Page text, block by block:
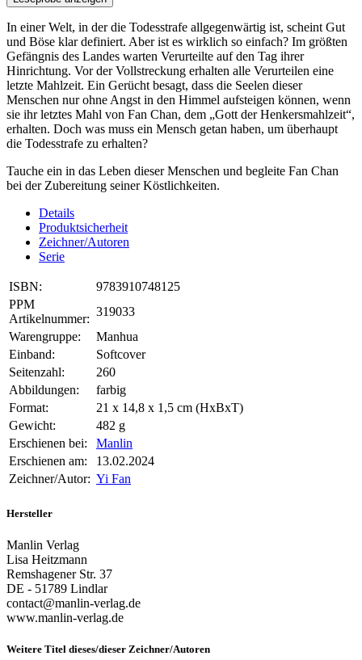
In einer Welt, in der die Todesstrafe allgegenwärtig ist, scheint Gut
und Böse klar definiert. Aber ist es wirklich so einfach? Im größten
Gefängnis des Landes warten Verurteilte auf den Tag ihrer
Hinrichtung. Vor der Vollstreckung erhalten alle Verurteilen eine
letzte Mahlzeit. Ein Gerücht besagt, dass die Seelen dieser
Menschen nur ohne Angst in den Himmel aufsteigen können, wenn
sie ihr letztes Mahl von Fan Chan, dem „Gott der Henkersmahlzeit“,
erhalten. Doch was muss ein Mensch getan haben, um überhaupt
die Todesstrafe zu erhalten?
Tauche ein in das Leben dieser Menschen und begleite Fan Chan
bei der Zubereitung seiner Köstlichkeiten.
Details
Produktsicherheit
Zeichner/Autoren
Serie
ISBN:
9783910748125
PPM
Artikelnummer:
319033
Warengruppe:
Manhua
Einband:
Softcover
Seitenzahl:
260
Abbildungen:
farbig
Format:
21 x 14,8 x 1,5 cm (HxBxT)
Gewicht:
482 g
Erschienen bei:
Manlin
Erschienen am:
13.02.2024
Zeichner/Autor: Yi Fan
Hersteller
Manlin Verlag
Lisa Heitzmann
Remshagener Str. 37
DE - 51789 Lindlar
contact@manlin-verlag.de
www.manlin-verlag.de
Weitere Titel dieses/dieser Zeichner/Autoren